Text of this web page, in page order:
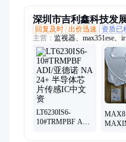
深圳市吉利鑫科技发
回复及时 出价迅速 资质已
主营： 监视器、max351ese、
lt1522cs8、三极管、
lt1359cn#pbf、微控制器、
lt3572euf#pbf、lt1191cs8#pbf
ltc1485is8#tr、ltm4604ev#pbf
ltc6602iuf#pbf、ltc4282iuh#pbf
LT6230IS6-
10#TRMPBF ADI/